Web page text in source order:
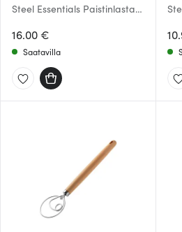
Steel Essentials Paistinlasta
16.00 €
Saatavilla